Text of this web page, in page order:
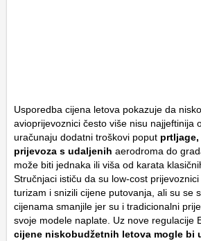
Usporedba cijena letova pokazuje da
avioprijevoznici često više nisu najjeftinija
uračunaju dodatni troškovi poput
prijevoza s udaljenih aerodroma do
može biti jednaka ili viša od karata
Stručnjaci ističu da su low-cost
turizam i snizili cijene putovanja, ali su se
cijenama smanjile jer su i tradicionalni
svoje modele naplate. Uz nove regulacije
cijene niskobudžetnih letova mogle bi